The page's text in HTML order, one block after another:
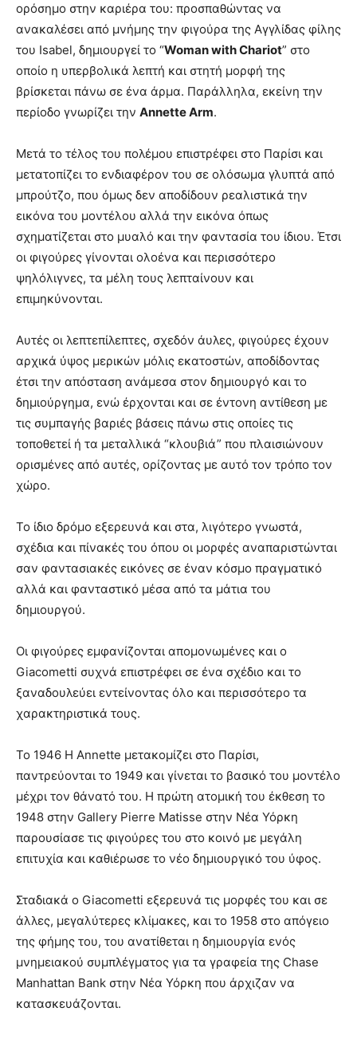
ορόσημο στην καριέρα του: προσπαθώντας να
ανακαλέσει από μνήμης την φιγούρα της Αγγλίδας φίλης
του Isabel, δημιουργεί το “Woman with Chariot” στο
οποίο η υπερβολικά λεπτή και στητή μορφή της
βρίσκεται πάνω σε ένα άρμα. Παράλληλα, εκείνη την
περίοδο γνωρίζει την Annette Arm.
Μετά το τέλος του πολέμου επιστρέφει στο Παρίσι και
μετατοπίζει το ενδιαφέρον του σε ολόσωμα γλυπτά από
μπρούτζο, που όμως δεν αποδίδουν ρεαλιστικά την
εικόνα του μοντέλου αλλά την εικόνα όπως
σχηματίζεται στο μυαλό και την φαντασία του ίδιου. Έτσι
οι φιγούρες γίνονται ολοένα και περισσότερο
ψηλόλιγνες, τα μέλη τους λεπταίνουν και
επιμηκύνονται.
Αυτές οι λεπτεπίλεπτες, σχεδόν άυλες, φιγούρες έχουν
αρχικά ύψος μερικών μόλις εκατοστών, αποδίδοντας
έτσι την απόσταση ανάμεσα στον δημιουργό και το
δημιούργημα, ενώ έρχονται και σε έντονη αντίθεση με
τις συμπαγής βαριές βάσεις πάνω στις οποίες τις
τοποθετεί ή τα μεταλλικά “κλουβιά” που πλαισιώνουν
ορισμένες από αυτές, ορίζοντας με αυτό τον τρόπο τον
χώρο.
Το ίδιο δρόμο εξερευνά και στα, λιγότερο γνωστά,
σχέδια και πίνακές του όπου οι μορφές αναπαριστώνται
σαν φαντασιακές εικόνες σε έναν κόσμο πραγματικό
αλλά και φανταστικό μέσα από τα μάτια του
δημιουργού.
Οι φιγούρες εμφανίζονται απομονωμένες και ο
Giacometti συχνά επιστρέφει σε ένα σχέδιο και το
ξαναδουλεύει εντείνοντας όλο και περισσότερο τα
χαρακτηριστικά τους.
Το 1946 Η Annette μετακομίζει στο Παρίσι,
παντρεύονται το 1949 και γίνεται το βασικό του μοντέλο
μέχρι τον θάνατό του. Η πρώτη ατομική του έκθεση το
1948 στην Gallery Pierre Matisse στην Νέα Υόρκη
παρουσίασε τις φιγούρες του στο κοινό με μεγάλη
επιτυχία και καθιέρωσε το νέο δημιουργικό του ύφος.
Σταδιακά ο Giacometti εξερευνά τις μορφές του και σε
άλλες, μεγαλύτερες κλίμακες, και το 1958 στο απόγειο
της φήμης του, του ανατίθεται η δημιουργία ενός
μνημειακού συμπλέγματος για τα γραφεία της Chase
Manhattan Bank στην Νέα Υόρκη που άρχιζαν να
κατασκευάζονται.